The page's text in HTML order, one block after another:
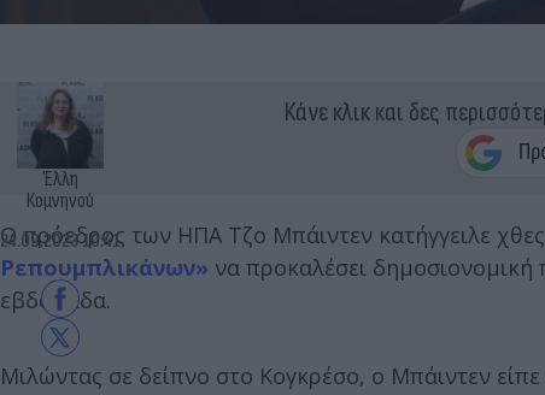
Έλλη
Κομνηνού
24.09.2023 10:41
Κάνε κλικ και δες
Ο πρόεδρος των ΗΠΑ Τζο Μπάιντεν κατήγγειλε
Ρεπουμπλικάνων» να προκαλέσει
εβδομάδα.
Μιλώντας σε δείπνο στο Κογκρέσο, ο Μπάιντεν